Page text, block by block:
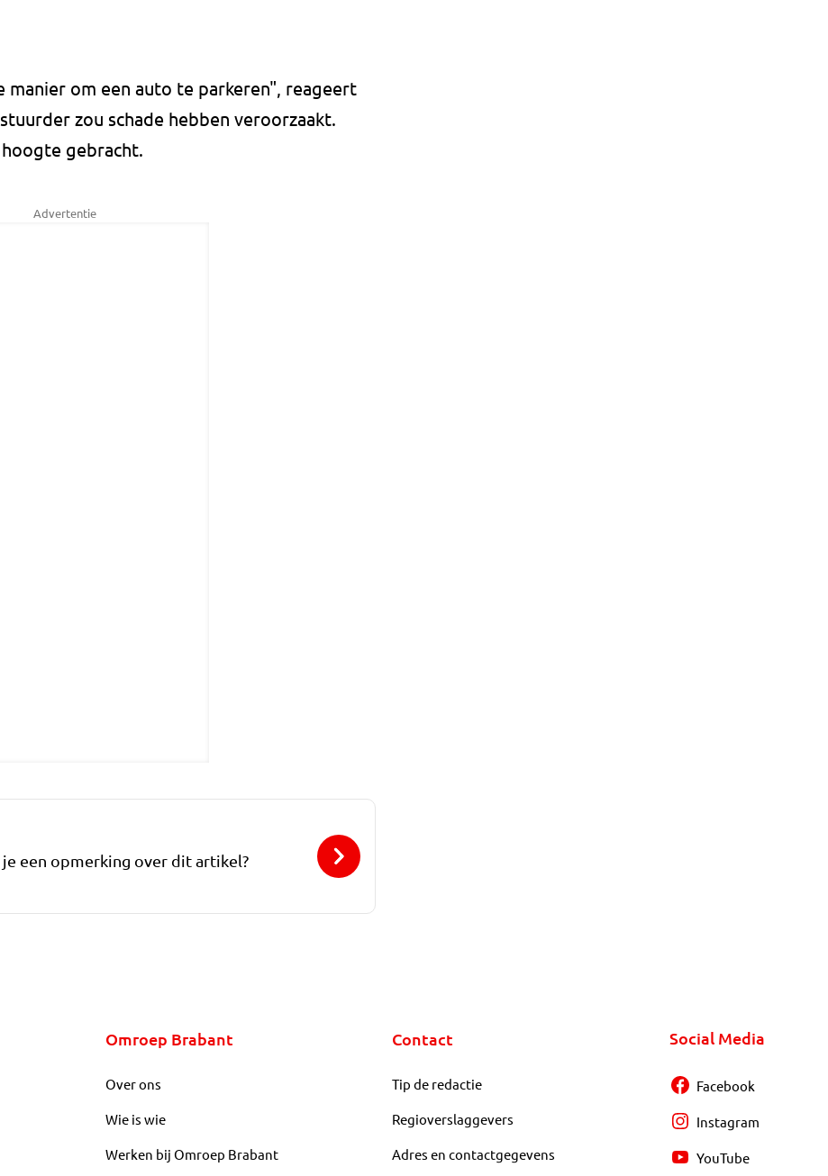
manier om een auto te parkeren", reageert
zou schade hebben veroorzaakt.
gebracht.
Advertentie
een opmerking over dit artikel?
Omroep Brabant
Over ons
Wie is wie
Werken bij Omroep Brabant
Contact
Tip de redactie
Regioverslaggevers
Adres en contactgegevens
Social Media
Facebook
Instagram
YouTube